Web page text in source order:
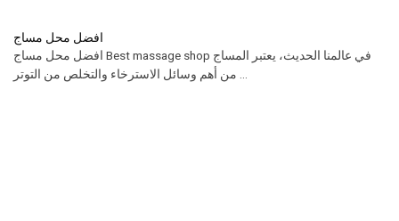
افضل محل مساج
افضل محل مساج Best massage shop في عالمنا الحديث، يعتبر المساج